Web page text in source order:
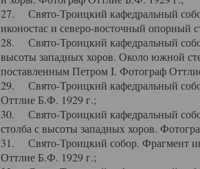
27. Свято-Троицкий кафедральный
иконостас и северо-восточный опорный
28. Свято-Троицкий кафедральный
высоты западных хоров. Около южной
поставленным Петром I. Фотограф
29. Свято-Троицкий кафедральный
Оттлие Б.Ф. 1929 г.;
30. Свято-Троицкий кафедральный
столба с высоты западных хоров.
31. Свято-Троицкий собор. Фрагмент
Оттлие Б.Ф. 1929 г.;